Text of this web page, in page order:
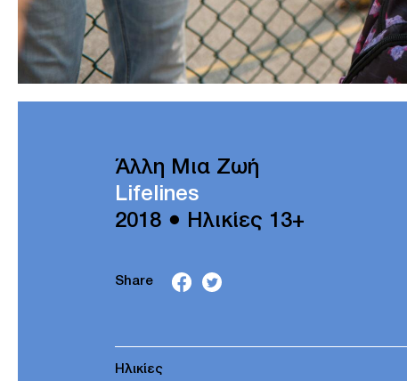
Άλλη Μια Ζωή
Lifelines
2018 ● Ηλικίες 13+
Share
Ηλικίες